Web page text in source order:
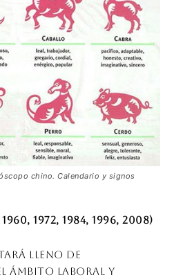
chino. Calendario y signos
1972, 1984, 1996, 2008)
lleno de
ámbito laboral y